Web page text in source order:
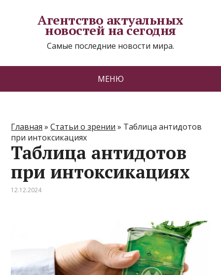
Агентство актуальных
новостей на сегодня
Самые последние новости мира.
МЕНЮ
Главная »Статьи о зрении » Таблица антидотов
при интоксикациях
Таблица антидотов
при интоксикациях
12.12.2024